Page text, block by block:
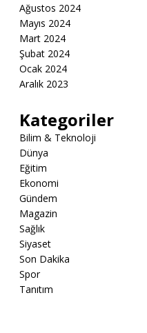
Ağustos 2024
Mayıs 2024
Mart 2024
Şubat 2024
Ocak 2024
Aralık 2023
Kategoriler
Bilim & Teknoloji
Dünya
Eğitim
Ekonomi
Gündem
Magazin
Sağlık
Siyaset
Son Dakika
Spor
Tanıtım